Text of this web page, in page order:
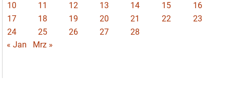
10
11 12 13 14 15
16
17
18 19 20 21 22
23
24
25 26 27
28
« Jan
Mrz »